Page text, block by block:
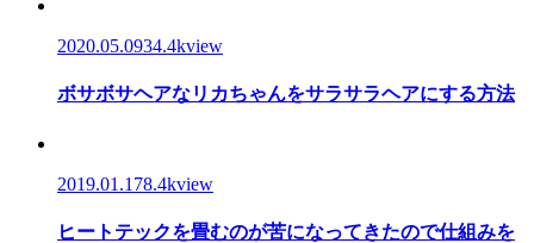
2020.05.0934.4kview
ボサボサヘアなリカちゃんをサラサラヘアにする方法
2019.01.178.4kview
ヒートテックを畳むのが苦になってきたので仕組みを